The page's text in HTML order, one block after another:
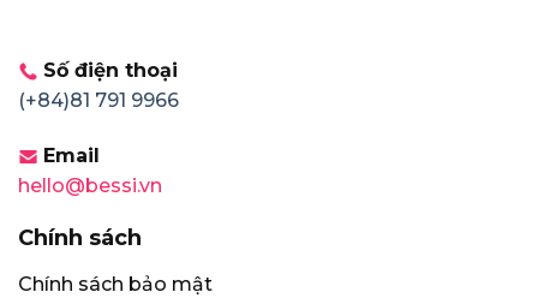
Số điện thoại
(+84)81 791 9966
Email
hello@bessi.vn
Chính sách
Chính sách bảo mật